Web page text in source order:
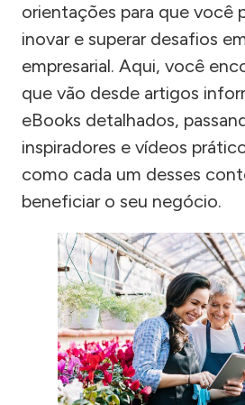
orientações para que você
inovar e superar desafios
empresarial. Aqui, você
que vão desde artigos
eBooks detalhados,
inspiradores e vídeos
como cada um desses
beneficiar o seu negócio.